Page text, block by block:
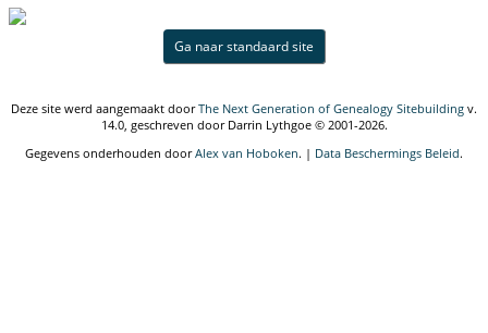
Ga naar standaard site
Deze site werd aangemaakt doorThe Next Generation of Genealogy Sitebuilding v.
14.0, geschreven door Darrin Lythgoe © 2001-2026.
Gegevens onderhouden doorAlex van Hoboken. | Data Beschermings Beleid.